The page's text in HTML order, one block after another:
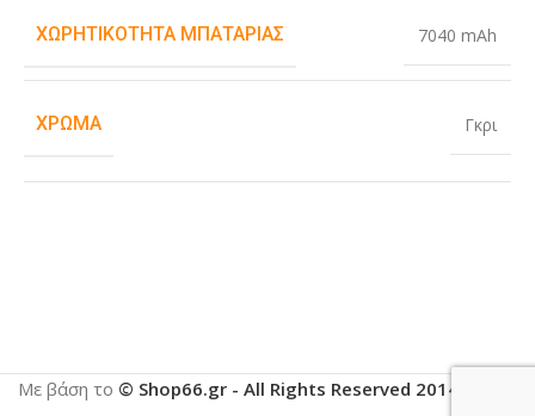
ΧΩΡΗΤΙΚΌΤΗΤΑ ΜΠΑΤΑΡΊΑΣ 7040 mAh
ΧΡΏΜΑ Γκρι
Με βάση το © Shop66.gr - All Rights Reserved 2014-2025